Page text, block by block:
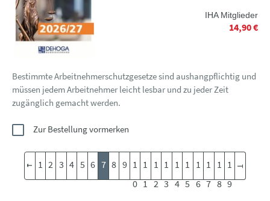
IHA Mitglieder
14,90 €
Bestimmte Arbeitnehmerschutzgesetze sind aushangpflichtig und
müssen jedem Arbeitnehmer leicht lesbar und zu jeder Zeit
zugänglich gemacht werden.
Zur Bestellung vormerken
1 2 3 4 5 6 7 8 9 1
0
1
1
1
2
1
3
1
4
1
5
1
6
1
7
1
8
1
9